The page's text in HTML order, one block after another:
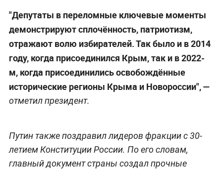
"Депутаты в переломные ключевые моменты
демонстрируют сплочённость, патриотизм,
отражают волю избирателей. Так было и в 2014
году, когда присоединился Крым, так и в 2022-
м, когда присоединились освобождённые
исторические регионы Крыма и Новороссии", —
отметил президент.
Путин также поздравил лидеров фракции с 30-
летием Конституции России. По его словам,
главный документ страны создал прочные